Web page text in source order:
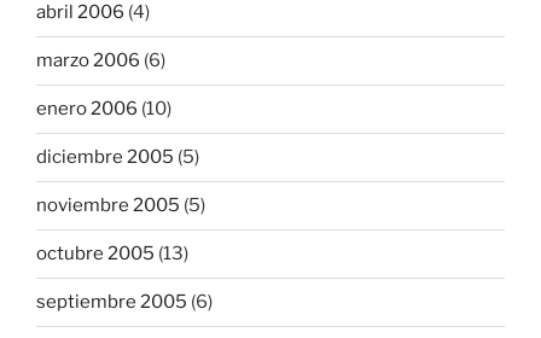
abril 2006 (4)
marzo 2006 (6)
enero 2006 (10)
diciembre 2005 (5)
noviembre 2005 (5)
octubre 2005 (13)
septiembre 2005 (6)